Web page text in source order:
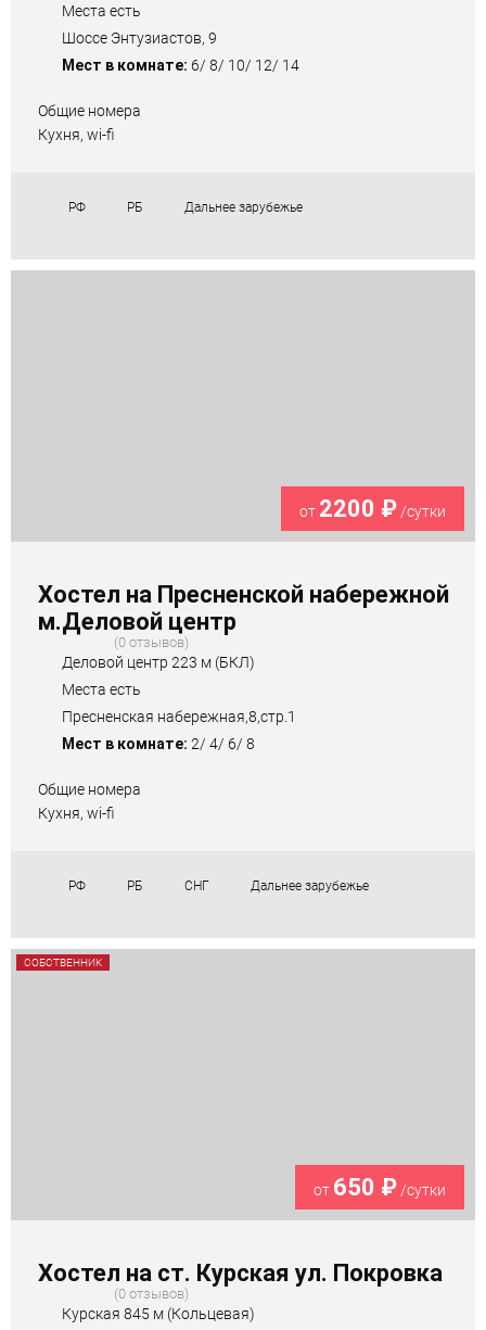
Места есть
Шоссе Энтузиастов, 9
Мест в комнате: 6/ 8/ 10/ 12/ 14
Общие номера
Кухня, wi-fi
РФ РБ Дальнее зарубежье
от 2200 ₽/сутки
Хостел на Пресненской набережной
м.Деловой центр
0 отзывов
Деловой центр 223 м (БКЛ)
Места есть
Пресненская набережная,8,стр.1
Мест в комнате: 2/ 4/ 6/ 8
Общие номера
Кухня, wi-fi
РФ РБ СНГ Дальнее зарубежье
от 650 ₽/сутки
Хостел на ст. Курская ул. Покровка
0 отзывов
Курская 845 м (Кольцевая)
СОБСТВЕННИК